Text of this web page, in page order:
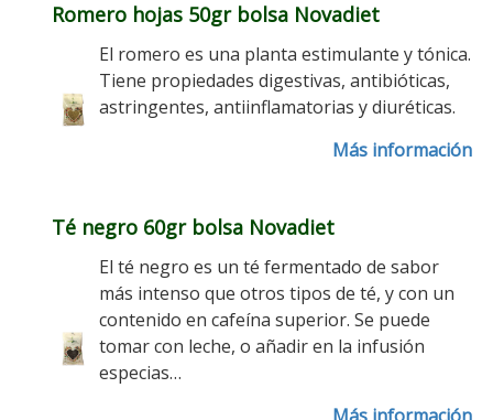
Romero hojas 50gr bolsa Novadiet
El romero es una planta estimulante y tónica.
Tiene propiedades digestivas, antibióticas,
astringentes, antiinflamatorias y diuréticas.
Más información
Té negro 60gr bolsa Novadiet
El té negro es un té fermentado de sabor
más intenso que otros tipos de té, y con un
contenido en cafeína superior. Se puede
tomar con leche, o añadir en la infusión
especias…